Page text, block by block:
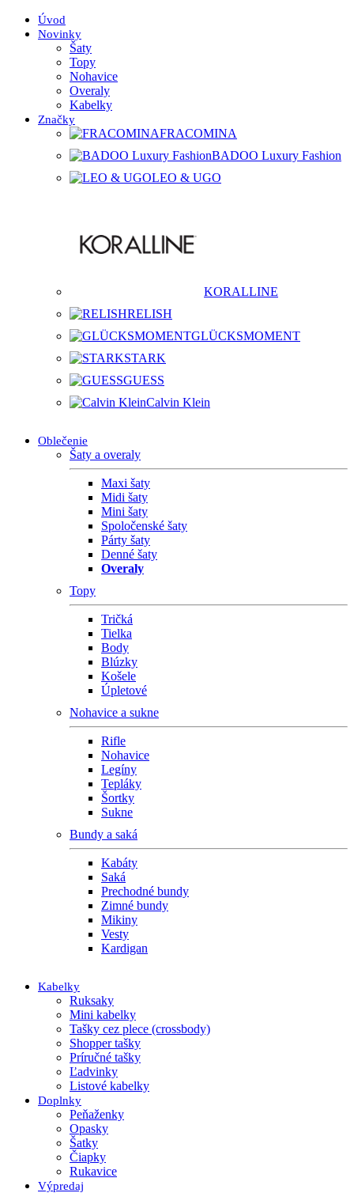
Úvod
Novinky
Šaty
Topy
Nohavice
Overaly
Kabelky
Značky
FRACOMINA
BADOO Luxury Fashion
LEO & UGO
KORALLINE
RELISH
GLÜCKSMOMENT
STARK
GUESS
Calvin Klein
Oblečenie
Šaty a overaly
Maxi šaty
Midi šaty
Mini šaty
Spoločenské šaty
Párty šaty
Denné šaty
Overaly
Topy
Tričká
Tielka
Body
Blúzky
Košele
Úpletové
Nohavice a sukne
Rifle
Nohavice
Legíny
Tepláky
Šortky
Sukne
Bundy a saká
Kabáty
Saká
Prechodné bundy
Zimné bundy
Mikiny
Vesty
Kardigan
Kabelky
Ruksaky
Mini kabelky
Tašky cez plece (crossbody)
Shopper tašky
Príručné tašky
Ľadvinky
Listové kabelky
Doplnky
Peňaženky
Opasky
Šatky
Čiapky
Rukavice
Výpredaj